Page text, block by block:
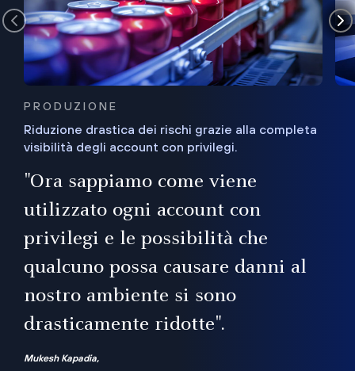
PRODUZIONE
Riduzione drastica dei rischi grazie alla completa
visibilità degli account con privilegi.
"Ora sappiamo come viene
utilizzato ogni account con
privilegi e le possibilità che
qualcuno possa causare danni al
nostro ambiente si sono
drasticamente ridotte".
Mukesh Kapadia,